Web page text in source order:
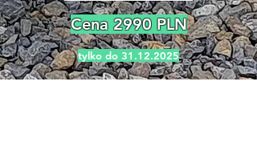
Cena 2990 PLN
tylko do 31.12.2025